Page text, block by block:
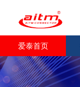
爱泰首页